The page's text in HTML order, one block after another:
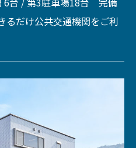
るだけ公共交通機関をご利